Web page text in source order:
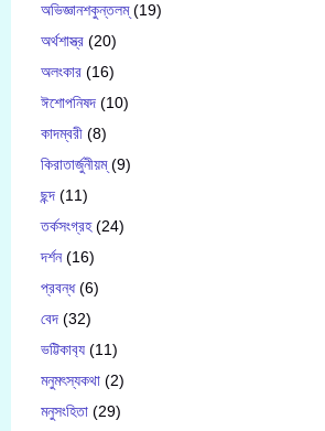
অভিজ্ঞানশকুন্তলম্(19)
অর্থশাস্ত্র (20)
অলংকার (16)
ঈশোপনিষদ (10)
কাদম্বরী (8)
কিরাতার্জুনীয়ম্(9)
ছন্দ (11)
তর্কসংগ্রহ(24)
দর্শন(16)
প্রবন্ধ(6)
বেদ (32)
ভট্টিকাব‍্য (11)
মনুমৎস্যকথা (2)
মনুসংহিতা (29)